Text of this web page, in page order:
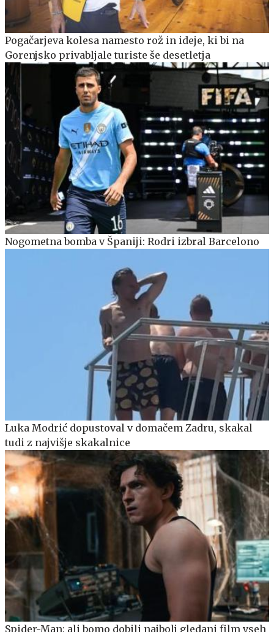
Pogačarjeva kolesa namesto rož in ideje, ki bi na
Gorenjsko privabljale turiste še desetletja
Nogometna bomba v Španiji: Rodri izbral Barcelono
Luka Modrić dopustoval v domačem Zadru, skakal
tudi z najvišje skakalnice
Spider-Man: ali bomo dobili najbolj gledani film vseh